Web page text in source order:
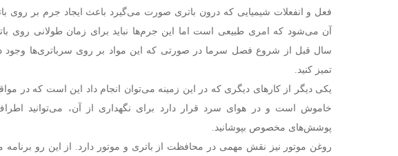
فعل و انفعلات شیمیایی که درون باتری صورت می‌گیرد باعث ایجاد جرم بر روی
آن می‌شود که امری طبیعی است اما این جرم‌ها نباید برای زمان طولانی روی
سال قبل از شروع فصل سرما در صورتی که این مواد بر روی سرباتری‌ها وجود
تمیز کنید.
یکی دیگر از کارهای دیگری که در این زمینه می‌توان انجام داد این است که در
خاموش است و در هوای سرد قرار دارد برای نگهداری از آن، می‌توانید
پوشش‌های مخصوص بپوشانید.
روغن موتور نیز نقش مهمی در محافظت از باتری و موتور دارد. از این رو